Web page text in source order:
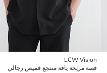
LCW Vision
قصة مريحة ياقة منتجع قميص رجالي